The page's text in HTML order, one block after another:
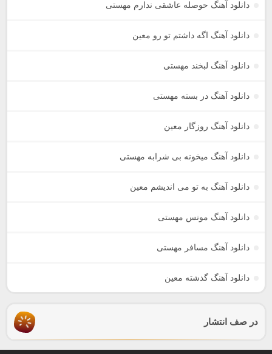
دانلود آهنگ حوصله عاشقی ندارم مهستی
دانلود آهنگ اگه داشتم تو رو معین
دانلود آهنگ لبخند مهستی
دانلود آهنگ در بسته مهستی
دانلود آهنگ روزگار معین
دانلود آهنگ میخونه بی شرابه مهستی
دانلود آهنگ به تو می اندیشم معین
دانلود آهنگ مونس مهستی
دانلود آهنگ مسافر مهستی
دانلود آهنگ گذشته معین
در صف انتشار